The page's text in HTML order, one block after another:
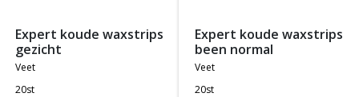
expert koude waxstrips
gezicht
veet
20st
expert koude waxstrips
been normal
veet
20st